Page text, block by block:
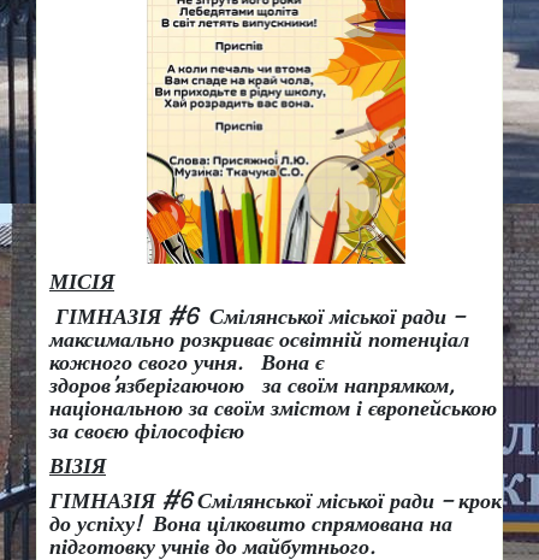
МІСІЯ
ГІМНАЗІЯ #6 Смілянської міської ради –
максимально розкриває освітній потенціал
кожного свого учня.
Вона є
здоров’язберігаючою за своїм напрямком,
національною за своїм змістом і європейською
за своєю філософією
ВІЗІЯ
ГІМНАЗІЯ #6 Смілянської міської ради – крок
до успіху! Вона цілковито спрямована на
підготовку учнів до майбутнього.